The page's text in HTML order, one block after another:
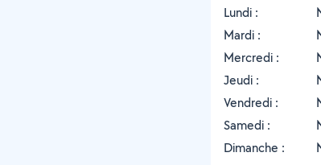
Lundi :
Mardi :
Mercredi :
Jeudi :
Vendredi :
Samedi :
Dimanche :